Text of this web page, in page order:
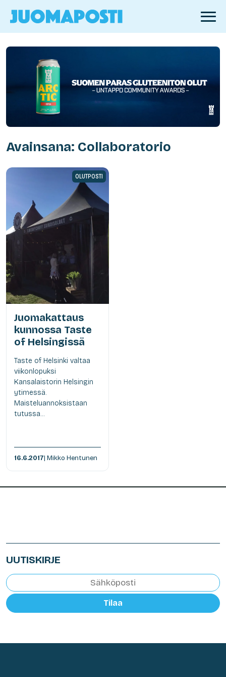
Avainsana: Collaboratorio
OLUTPOSTI
Juomakattaus
kunnossa Taste
of Helsingissä
Taste of Helsinki valtaa
viikonlopuksi
Kansalaistorin Helsingin
ytimessä.
Maisteluannoksistaan
tutussa...
16.6.2017| Mikko Hentunen
UUTISKIRJE
Tilaa